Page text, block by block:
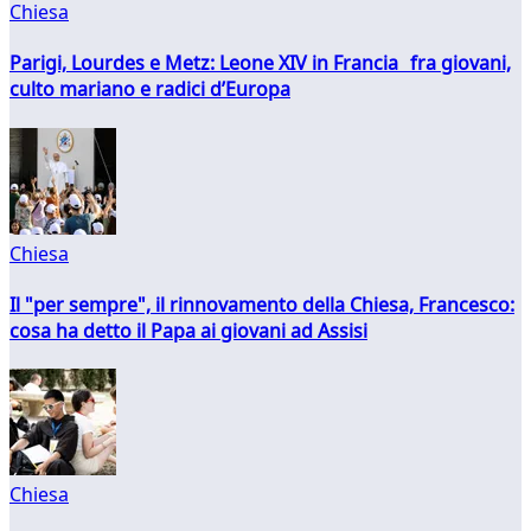
Chiesa
Parigi, Lourdes e Metz: Leone XIV in Francia fra giovani,
culto mariano e radici d’Europa
Chiesa
Il "per sempre", il rinnovamento della Chiesa, Francesco:
cosa ha detto il Papa ai giovani ad Assisi
Chiesa